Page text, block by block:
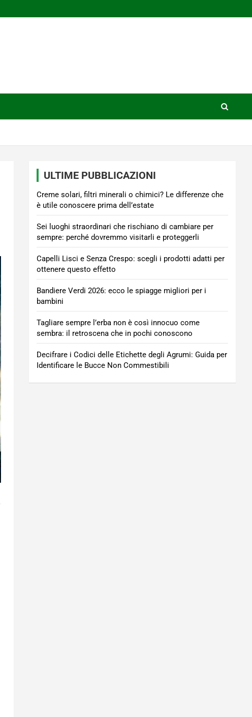
ULTIME PUBBLICAZIONI
Creme solari, filtri minerali o chimici? Le differenze che
è utile conoscere prima dell’estate
Sei luoghi straordinari che rischiano di cambiare per
sempre: perché dovremmo visitarli e proteggerli
Capelli Lisci e Senza Crespo: scegli i prodotti adatti per
ottenere questo effetto
Bandiere Verdi 2026: ecco le spiagge migliori per i
bambini
Tagliare sempre l’erba non è così innocuo come
sembra: il retroscena che in pochi conoscono
Decifrare i Codici delle Etichette degli Agrumi: Guida per
Identificare le Bucce Non Commestibili